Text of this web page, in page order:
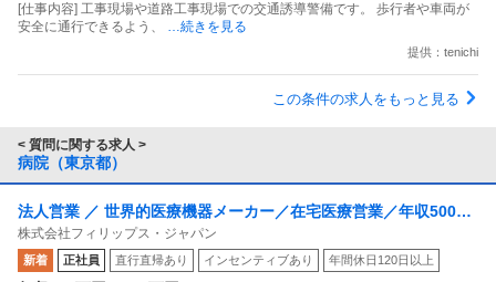
[仕事内容] 工事現場や道路工事現場での交通誘導警備です。 歩行者や車両が
安全に通行できるよう、 …続きを見る
提供：tenichi
この条件の求人をもっと見る
< 質問に関する求人 >
病院（東京都）
法人営業 ／ 世界的医療機器メーカー／在宅医療営業／年収500万
～700万／異業界出身活躍
株式会社フィリップス・ジャパン
新着 正社員 直行直帰あり インセンティブあり 年間休日120日以上